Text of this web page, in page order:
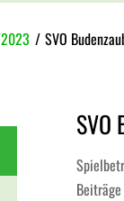
/ SVO
SVO